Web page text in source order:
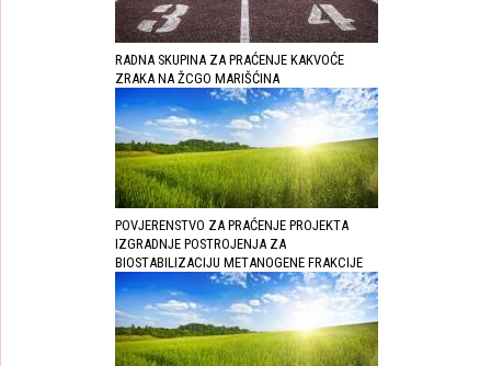
RADNA SKUPINA ZA PRAĆENJE KAKVOĆE
ZRAKA NA ŽCGO MARIŠĆINA
POVJERENSTVO ZA PRAĆENJE PROJEKTA
IZGRADNJE POSTROJENJA ZA
BIOSTABILIZACIJU METANOGENE FRAKCIJE